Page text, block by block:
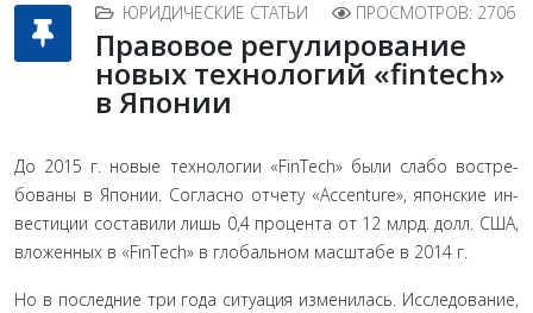
ЮРИДИЧЕСКИЕ СТАТЬИ ПРОСМОТРОВ: 2706
Правовое регулирование
новых технологий «fintech»
в Японии
До 2015 г. новые технологии «FinTech» были слабо востре­
бованы в Японии. Согласно отчету «Accenture», японские ин­
вестиции составили лишь 0,4 процента от 12 млрд. долл. США,
вложенных в «FinTech» в глобальном масштабе в 2014 г.
Но в последние три года ситуация изменилась. Исследование,